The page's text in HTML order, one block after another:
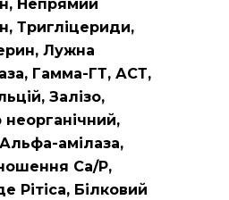
Непрямий
Тригліцериди,
Лужна
Гамма-ГТ, АСТ,
Залізо,
амілаза,
Са/Р,
Рітіса, Білковий